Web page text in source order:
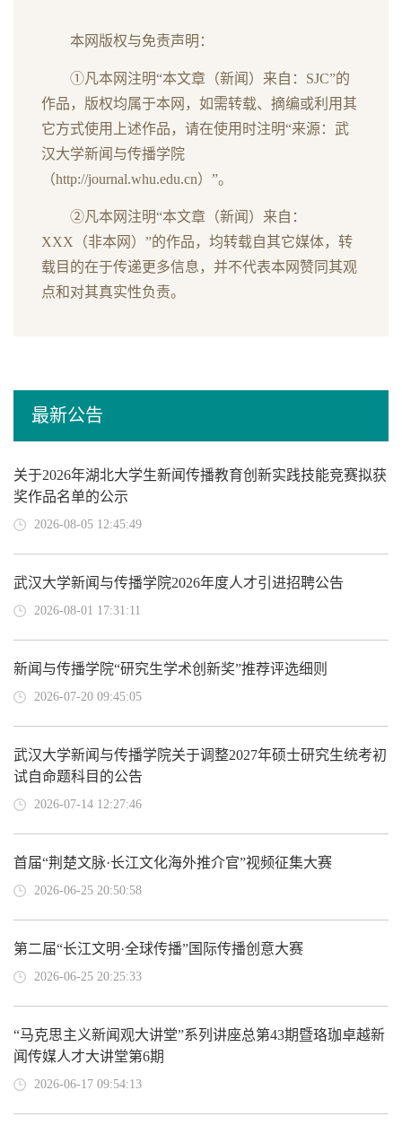
本网版权与免责声明：
①凡本网注明“本文章（新闻）来自：SJC”的
作品，版权均属于本网，如需转载、摘编或利用其
它方式使用上述作品，请在使用时注明“来源：武
汉大学新闻与传播学院
（http://journal.whu.edu.cn）”。
②凡本网注明“本文章（新闻）来自：
XXX（非本网）”的作品，均转载自其它媒体，转
载目的在于传递更多信息，并不代表本网赞同其观
点和对其真实性负责。
最新公告
关于2026年湖北大学生新闻传播教育创新实践技能竞赛拟获
奖作品名单的公示
2026-08-05 12:45:49
武汉大学新闻与传播学院2026年度人才引进招聘公告
2026-08-01 17:31:11
新闻与传播学院“研究生学术创新奖”推荐评选细则
2026-07-20 09:45:05
武汉大学新闻与传播学院关于调整2027年硕士研究生统考初
试自命题科目的公告
2026-07-14 12:27:46
首届“荆楚文脉·长江文化海外推介官”视频征集大赛
2026-06-25 20:50:58
第二届“长江文明·全球传播”国际传播创意大赛
2026-06-25 20:25:33
“马克思主义新闻观大讲堂”系列讲座总第43期暨珞珈卓越新
闻传媒人才大讲堂第6期
2026-06-17 09:54:13